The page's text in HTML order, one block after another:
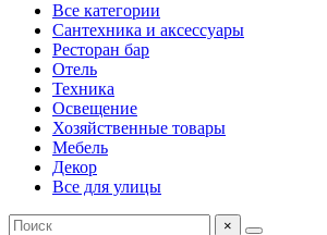
Все категории
Сантехника и аксессуары
Ресторан бар
Отель
Техника
Освещение
Хозяйственные товары
Мебель
Декор
Все для улицы
×